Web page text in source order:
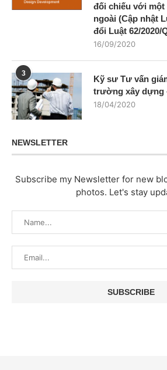
đối chiếu với
ngoài (Cập nhật
đổi Luật 62/2020/
16/09/2020
3
Kỹ sư Tư vấn
trường xây dựng
18/04/2020
NEWSLETTER
Subscribe my Newsletter for new
photos. Let's stay